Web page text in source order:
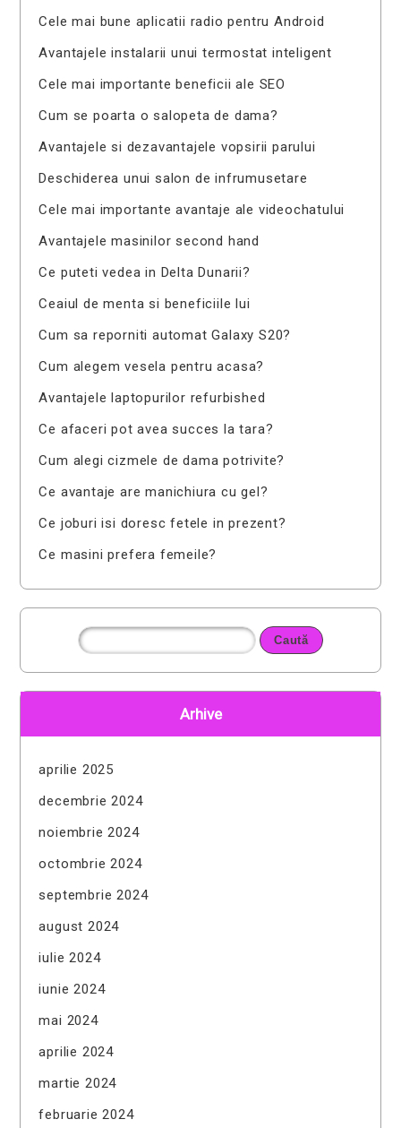
Cele mai bune aplicatii radio pentru Android
Avantajele instalarii unui termostat inteligent
Cele mai importante beneficii ale SEO
Cum se poarta o salopeta de dama?
Avantajele si dezavantajele vopsirii parului
Deschiderea unui salon de infrumusetare
Cele mai importante avantaje ale videochatului
Avantajele masinilor second hand
Ce puteti vedea in Delta Dunarii?
Ceaiul de menta si beneficiile lui
Cum sa reporniti automat Galaxy S20?
Cum alegem vesela pentru acasa?
Avantajele laptopurilor refurbished
Ce afaceri pot avea succes la tara?
Cum alegi cizmele de dama potrivite?
Ce avantaje are manichiura cu gel?
Ce joburi isi doresc fetele in prezent?
Ce masini prefera femeile?
Arhive
aprilie 2025
decembrie 2024
noiembrie 2024
octombrie 2024
septembrie 2024
august 2024
iulie 2024
iunie 2024
mai 2024
aprilie 2024
martie 2024
februarie 2024